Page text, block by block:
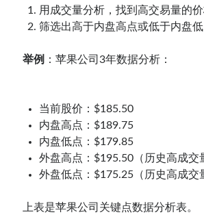
用成交量分析，找到高交易量的价
筛选出高于内盘高点或低于内盘低
举例 ：苹果公司3年数据分析：
当前股价：$185.50
内盘高点：$189.75
内盘低点：$179.85
外盘高点：$195.50（历史高成交
外盘低点：$175.25（历史高成交
上表是苹果公司关键点数据分析表。